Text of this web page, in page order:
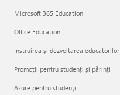
Microsoft 365 Education
Office Education
Instruirea și dezvoltarea educatorilor
Promoții pentru studenți și părinți
Azure pentru studenți